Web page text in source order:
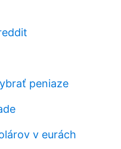
peniaze
v eurách